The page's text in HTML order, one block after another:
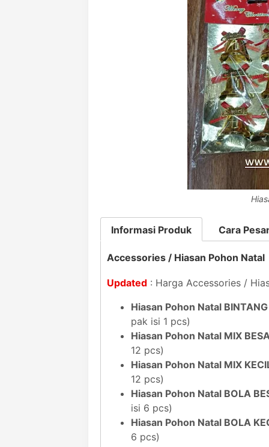
Informasi Produk
Accessories / Hiasan Pohon Natal
Updated : Harga Accessories /
Hiasan Pohon Natal
pak isi 1 pcs)
Hiasan Pohon Natal MIX
12 pcs)
Hiasan Pohon Natal MIX
12 pcs)
Hiasan Pohon Natal BOLA
isi 6 pcs)
Hiasan Pohon Natal BOLA
6 pcs)
Cara